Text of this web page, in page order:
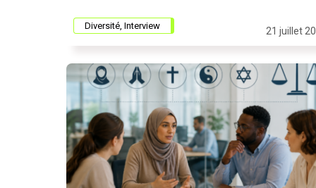
Diversité, Interview 21 juillet